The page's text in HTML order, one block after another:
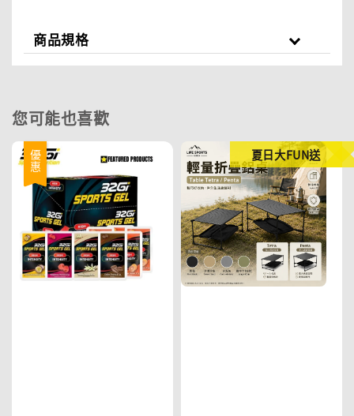
商品規格
您可能也喜歡
優惠 夏日大FUN送